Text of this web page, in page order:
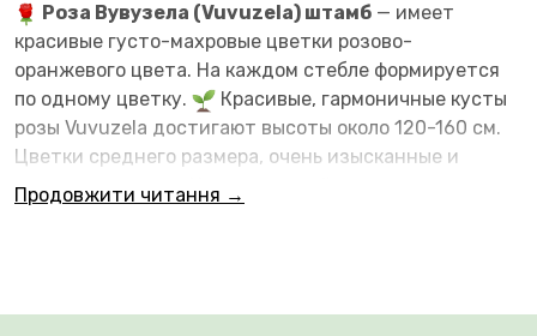
Роза Вувузела (Vuvuzela) штамб — имеет
красивые густо-махровые цветки розово-
оранжевого цвета. На каждом стебле формируется
по одному цветку.
Красивые, гармоничные кусты
розы Vuvuzela достигают высоты около 120-160 см.
Цветки среднего размера, очень изысканные и
привлекательные. Цветение этой розы повторное и
Продовжити читання →